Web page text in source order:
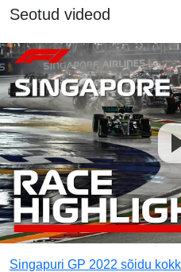
Seotud videod
Singapuri GP 2022 sõidu